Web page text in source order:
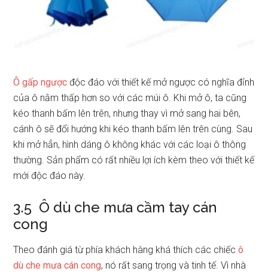
Ô gấp ngược độc đáo với thiết kế mở ngược có nghĩa đỉnh
của ô nằm thấp hơn so với các múi ô. Khi mở ô, ta cũng
kéo thanh bấm lên trên, nhưng thay vì mở sang hai bên,
cánh ô sẽ đổi hướng khi kéo thanh bấm lên trên cùng. Sau
khi mở hẳn, hình dáng ô không khác với các loại ô thông
thường. Sản phẩm có rất nhiều lợi ích kèm theo với thiết kế
mới độc đáo này.
3.5 Ô dù che mưa cầm tay cán
cong
Theo đánh giá từ phía khách hàng khá thích các chiếcô
dù che mưa cán cong, nó rất sang trọng và tinh tế. Vì nhà